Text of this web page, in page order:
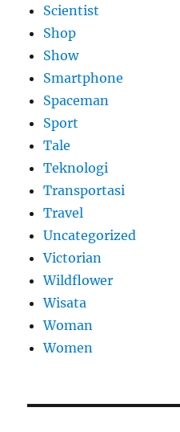
Scientist
Shop
Show
Smartphone
Spaceman
Sport
Tale
Teknologi
Transportasi
Travel
Uncategorized
Victorian
Wildflower
Wisata
Woman
Women